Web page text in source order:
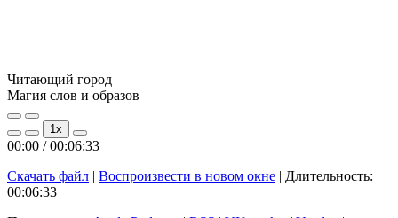
Читающий город
Магия слов и образов
Play
Episode
Pause
Episode
1x
00:00 / 00:06:33
Скачать файл | Воспроизвести в новом окне | Длительность:
00:06:33